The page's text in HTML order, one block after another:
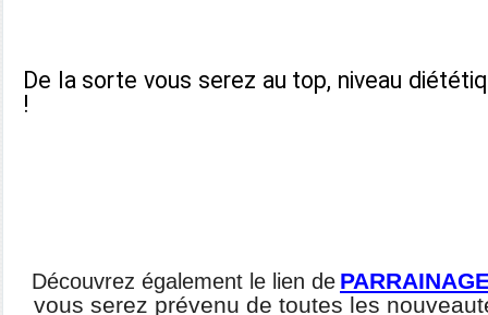
De la sorte vous serez au top, niveau
!
Découvrez également le lien de
vous serez prévenu de toutes les